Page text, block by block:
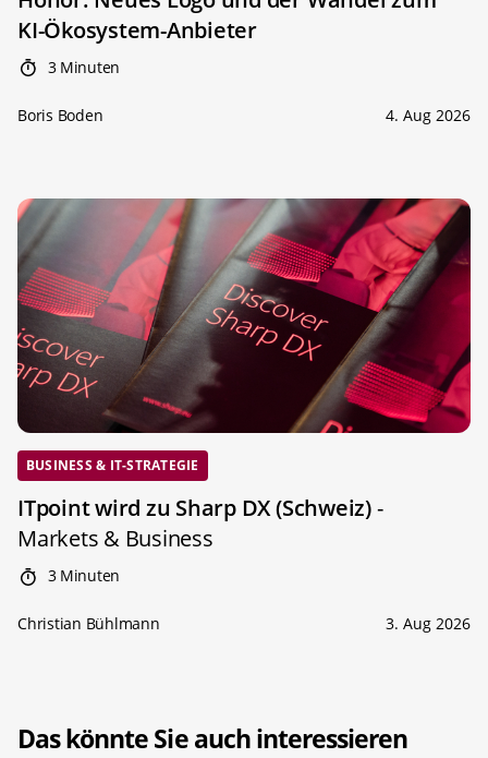
KI-Ökosystem-Anbieter
3 Minuten
Boris Boden 4. Aug 2026
BUSINESS & IT-STRATEGIE
ITpoint wird zu Sharp DX (Schweiz)-
Markets & Business
3 Minuten
Christian Bühlmann 3. Aug 2026
Das könnte Sie auch interessieren